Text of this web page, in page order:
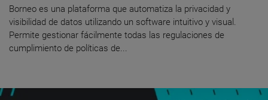
Borneo es una plataforma que automatiza la privacidad y
visibilidad de datos utilizando un software intuitivo y visual.
Permite gestionar fácilmente todas las regulaciones de
cumplimiento de políticas de...